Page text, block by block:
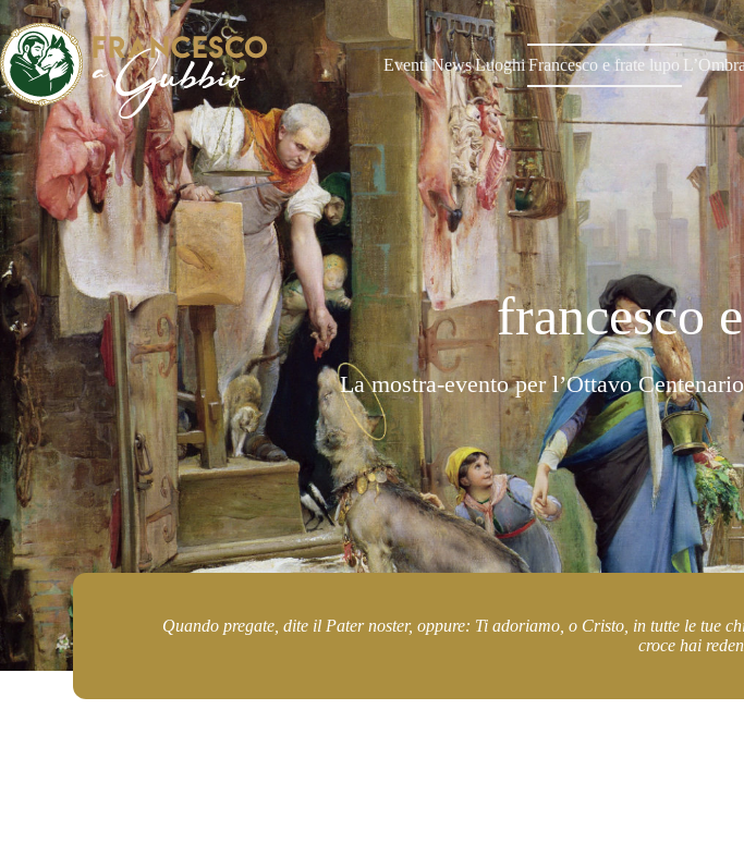
EventiNewsLuoghiFrancesco e frate lupo
francesco
La mostra-evento per l’Ottavo
Quando pregate, dite il Pater noster, oppure: Ti adoriamo, o Cristo, in tutte le tue
croce hai